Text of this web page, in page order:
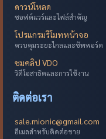
ดาวน์โหลด
ซอฟต์แวร์และไฟล์สำคัญ
โปรแกรมรีโมทหน้าจอ
ควบคุมระยะไกลและซัพพอร์ต
ชมคลิป VDO
วิดีโอสาธิตและการใช้งาน
ติดต่อเรา
sale.mionic@gmail.com
อีเมลสำหรับติดต่อขาย